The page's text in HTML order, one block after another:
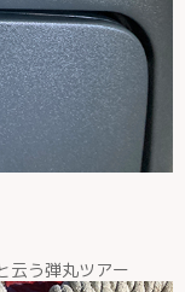
云う弾丸ツアー